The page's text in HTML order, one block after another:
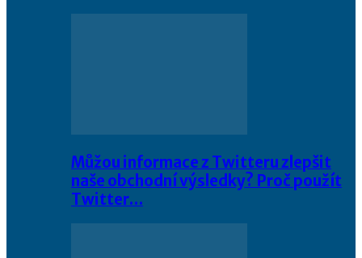
Můžou informace z Twitteru zlepšit
naše obchodní výsledky? Proč použít
Twitter…